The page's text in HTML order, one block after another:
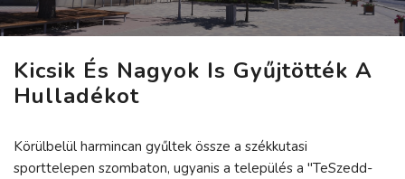
Kicsik És Nagyok Is Gyűjtötték A
Hulladékot
Körülbelül harmincan gyűltek össze a székkutasi
sporttelepen szombaton, ugyanis a település a "TeSzedd-